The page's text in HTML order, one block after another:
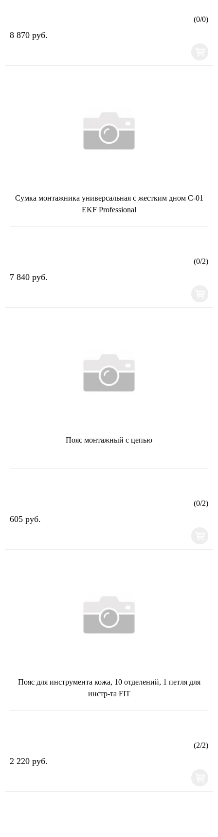
(0/0)
8 870 руб.
Сумка монтажника универсальная с жестким дном С-01
EKF Professional
(0/2)
7 840 руб.
Пояс монтажный с цепью
(0/2)
605 руб.
Пояс для инструмента кожа, 10 отделений, 1 петля для
инстр-та FIT
(2/2)
2 220 руб.